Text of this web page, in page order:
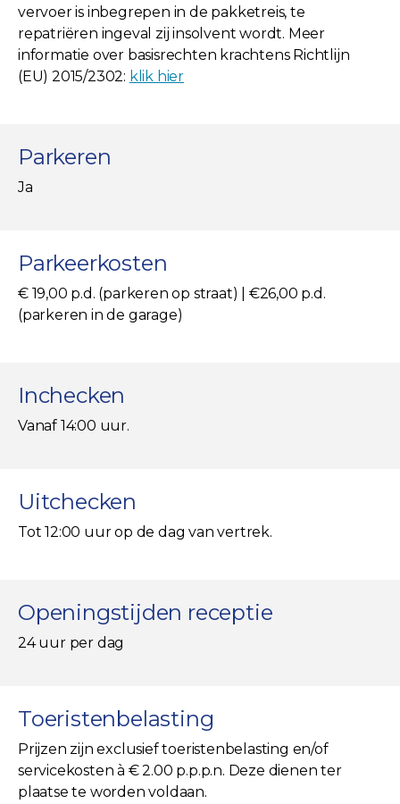
vervoer is inbegrepen in de pakketreis, te
repatriëren ingeval zij insolvent wordt. Meer
informatie over basisrechten krachtens Richtlijn
(EU) 2015/2302: klik hier
Parkeren
Ja
Parkeerkosten
€ 19,00 p.d. (parkeren op straat) | €26,00 p.d.
(parkeren in de garage)
Inchecken
Vanaf 14:00 uur.
Uitchecken
Tot 12:00 uur op de dag van vertrek.
Openingstijden receptie
24 uur per dag
Toeristenbelasting
Prijzen zijn exclusief toeristenbelasting en/of
servicekosten à € 2.00 p.p.p.n. Deze dienen ter
plaatse te worden voldaan.